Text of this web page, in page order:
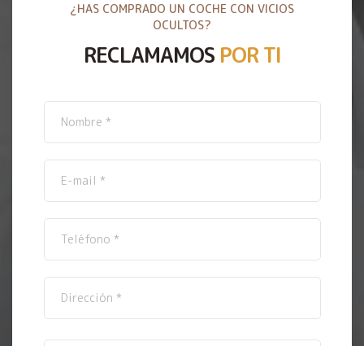
¿HAS COMPRADO UN COCHE CON VICIOS
OCULTOS?
RECLAMAMOS POR TI